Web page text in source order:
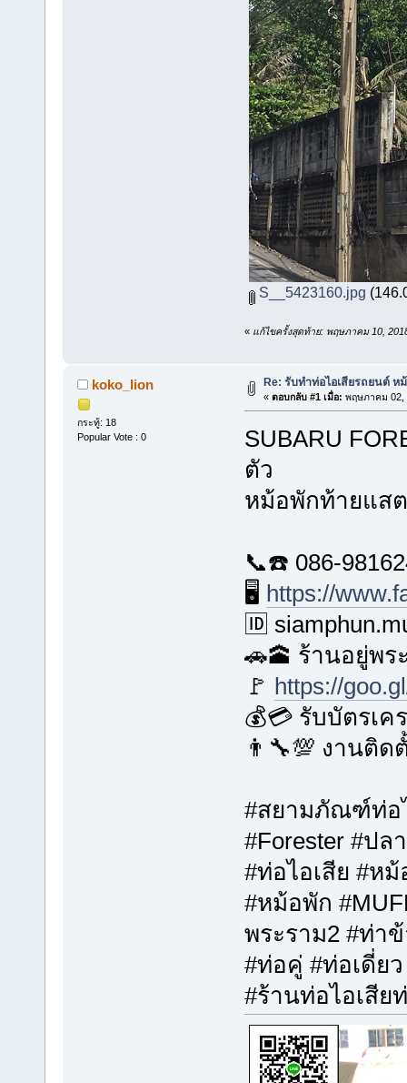
S__5423160.jpg
« แก้ไขครั้งสุดท้าย: พฤษภาคม 10,
koko_lion
กระทู้: 18
Popular Vote : 0
Re: รับทำท่อไอเสียรถยนต์ ห
« ตอบกลับ #1 เมื่อ: พฤษภาคม 02,
SUBARU
ตัว
หม้อพักท้ายแส
📞☎️ 086-
🖥️ https://
🆔
🚗🕋 ร้านอยู่พ
🚩 https://
💰💳 รับบัตรเ
👨‍🔧💯 งานติด
#สยามภัณฑ์ท่อไ
#Forester #ป
#ท่อไอเสีย #ห
#หม้อพัก
พระราม2 #ท่า
#ท่อคู่ #ท่อเดี่ย
#ร้านท่อไอเสีย